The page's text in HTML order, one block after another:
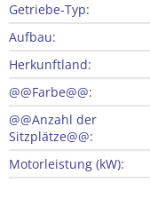
Getriebe-Typ:
Aufbau:
Herkunftland:
@@Farbe@@:
@@Anzahl der
Sitzplätze@@:
Motorleistung (kW):